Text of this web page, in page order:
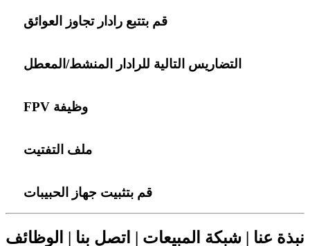
قم بتتبع رادار تجاوز العوائق
التضاريس التالية للرادار المنشط/المعطل
وظيفة FPV
ملف التفتيت
قم بتثبيت جهاز الحبيبات
نبذة عنا | شبكة المبيعات | اتصل بنا | الوظائف